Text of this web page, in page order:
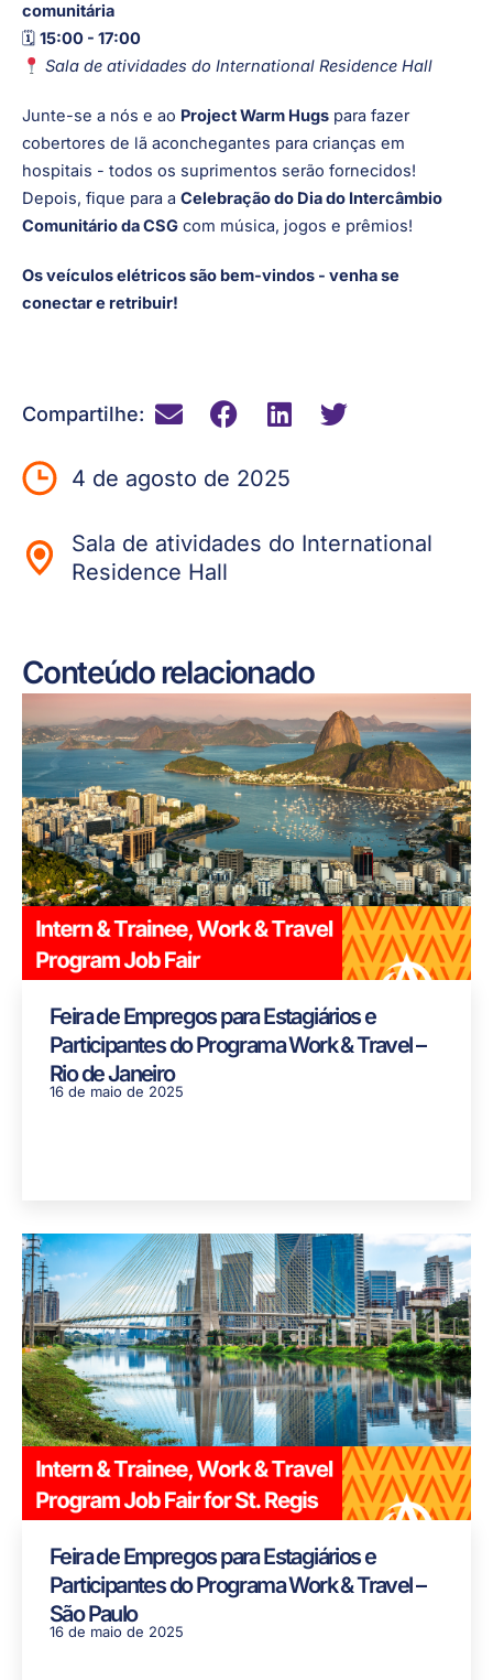
comunitária
🗓 15:00 - 17:00
Sala de atividades do International Residence Hall
Junte-se a nós e ao Project Warm Hugs para fazer
cobertores de lã aconchegantes para crianças em
hospitais - todos os suprimentos serão fornecidos!
Depois, fique para a Celebração do Dia do Intercâmbio
Comunitário da CSG com música, jogos e prêmios!
Os veículos elétricos são bem-vindos - venha se
conectar e retribuir!
Compartilhe:
4 de agosto de 2025
Sala de atividades do International
Residence Hall
Conteúdo relacionado
Feira de Empregos para Estagiários e
Participantes do Programa Work & Travel –
Rio de Janeiro
16 de maio de 2025
Feira de Empregos para Estagiários e
Participantes do Programa Work & Travel –
São Paulo
16 de maio de 2025